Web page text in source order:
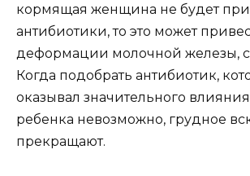
кормящая женщина не будет
антибиотики, то это может
деформации молочной железы,
Когда подобрать антибиотик,
оказывал значительного
ребенка невозможно, грудное
прекращают.